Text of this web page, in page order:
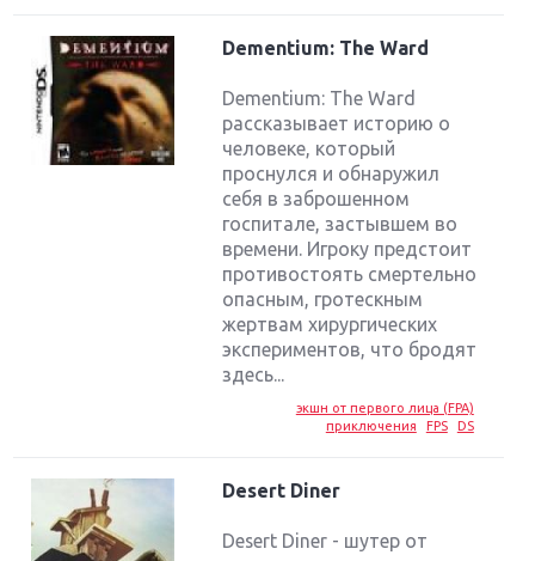
Dementium: The Ward
Dementium: The Ward
рассказывает историю о
человеке, который
проснулся и обнаружил
себя в заброшенном
госпитале, застывшем во
времени. Игроку предстоит
противостоять смертельно
опасным, гротескным
жертвам хирургических
экспериментов, что бродят
здесь...
экшн от первого лица (FPA)
приключения
FPS DS
Desert Diner
Desert Diner - шутер от